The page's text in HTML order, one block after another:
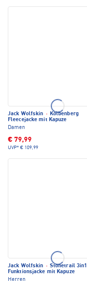
Jack Wolfskin · Kolbenberg
Fleecejacke mit Kapuze
Damen
€ 79,99
UVP* € 109,99
Jack Wolfskin · Stonetrail 3in1
Funktionsjacke mit Kapuze
Herren